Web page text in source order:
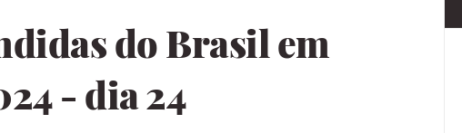
do Brasil em
- dia 24